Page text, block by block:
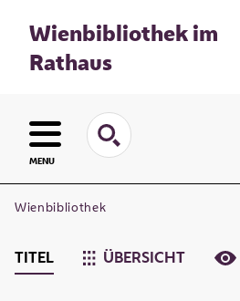
Wienbibliothek im
Rathaus
MENU
Wienbibliothek
TITEL ÜBERSICHT